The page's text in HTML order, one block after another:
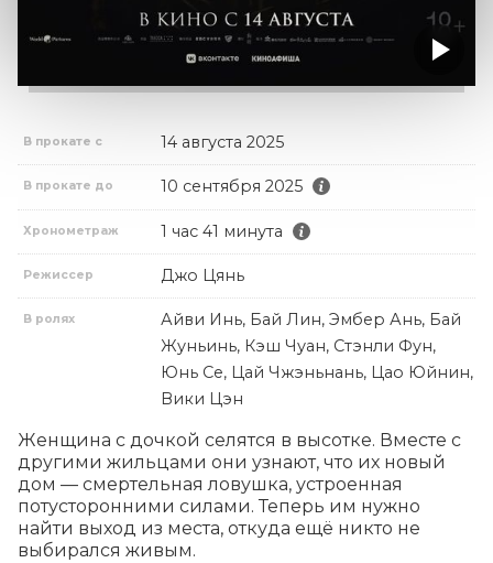
В прокате с 14 августа 2025
В прокате до 10 сентября 2025
Хронометраж 1 час 41 минута
Режиссер Джо Цянь
В ролях
Айви Инь, Бай Лин, Эмбер Ань, Бай
Жуньинь, Кэш Чуан, Стэнли Фун,
Юнь Се, Цай Чжэньнань, Цао Юйнин,
Вики Цэн
Женщина с дочкой селятся в высотке. Вместе с
другими жильцами они узнают, что их новый
дом — смертельная ловушка, устроенная
потусторонними силами. Теперь им нужно
найти выход из места, откуда ещё никто не
выбирался живым.